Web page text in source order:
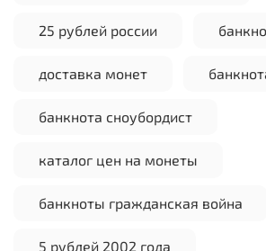
25 рублей россии
доставка монет
банкнота сноубордист
каталог цен на монеты
банкноты гражданская война
5 рублей 2002 года